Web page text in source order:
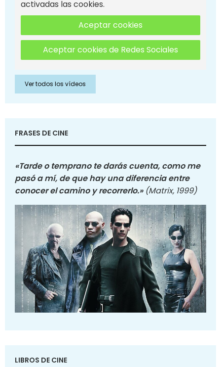
activadas las cookies.
Aceptar cookies
Aceptar cookies de Redes Sociales
Ver todos los vídeos
FRASES DE CINE
«Tarde o temprano te darás cuenta, como me
pasó a mí, de que hay una diferencia entre
conocer el camino y recorrerlo.» (Matrix, 1999)
LIBROS DE CINE